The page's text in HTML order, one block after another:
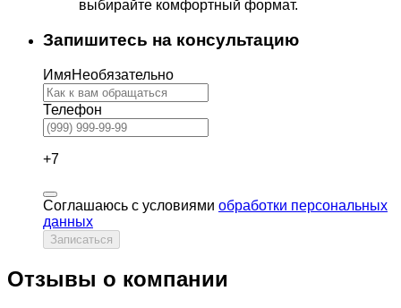
выбирайте комфортный формат.
Запишитесь на консультацию
ИмяНеобязательно
Телефон
+7
Соглашаюсь с условиями обработки персональных
данных
Записаться
Отзывы о компании